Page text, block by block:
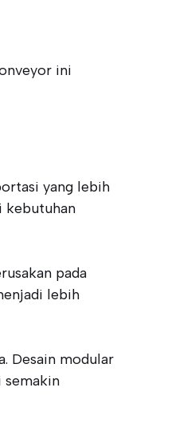
ini
yang lebih
kebutuhan
pada
lebih
Desain modular
semakin